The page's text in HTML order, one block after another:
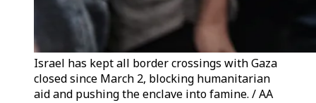
Israel has kept all border crossings with Gaza
closed since March 2, blocking humanitarian
aid and pushing the enclave into famine. / AA